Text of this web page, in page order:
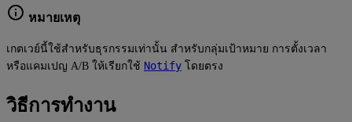
หมายเหตุ
เกตเวย์นี้ใช้สำหรับธุรกรรมเท่านั้น สำหรับกลุ่มเป้าหมาย การตั้งเวลา
หรือแคมเปญ A/B ให้เรียกใช้ Notify โดยตรง
วิธีการทำงาน